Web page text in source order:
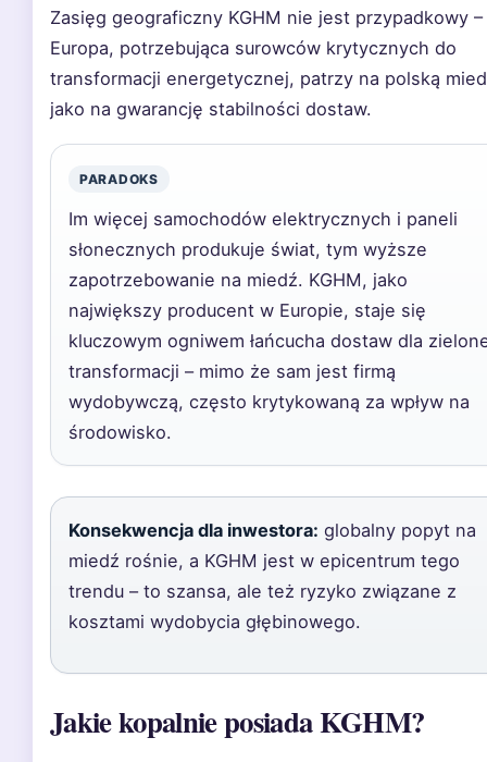
Zasięg geograficzny KGHM nie jest przypadkowy –
Europa, potrzebująca surowców krytycznych do
transformacji energetycznej, patrzy na polską
jako na gwarancję stabilności dostaw.
PARADOKS
Im więcej samochodów elektrycznych i paneli
słonecznych produkuje świat, tym wyższe
zapotrzebowanie na miedź. KGHM, jako
największy producent w Europie, staje się
kluczowym ogniwem łańcucha dostaw dla
transformacji – mimo że sam jest firmą
wydobywczą, często krytykowaną za wpływ na
środowisko.
Konsekwencja dla inwestora: globalny popyt na
miedź rośnie, a KGHM jest w epicentrum tego
trendu – to szansa, ale też ryzyko związane z
kosztami wydobycia głębinowego.
Jakie kopalnie posiada KGHM?